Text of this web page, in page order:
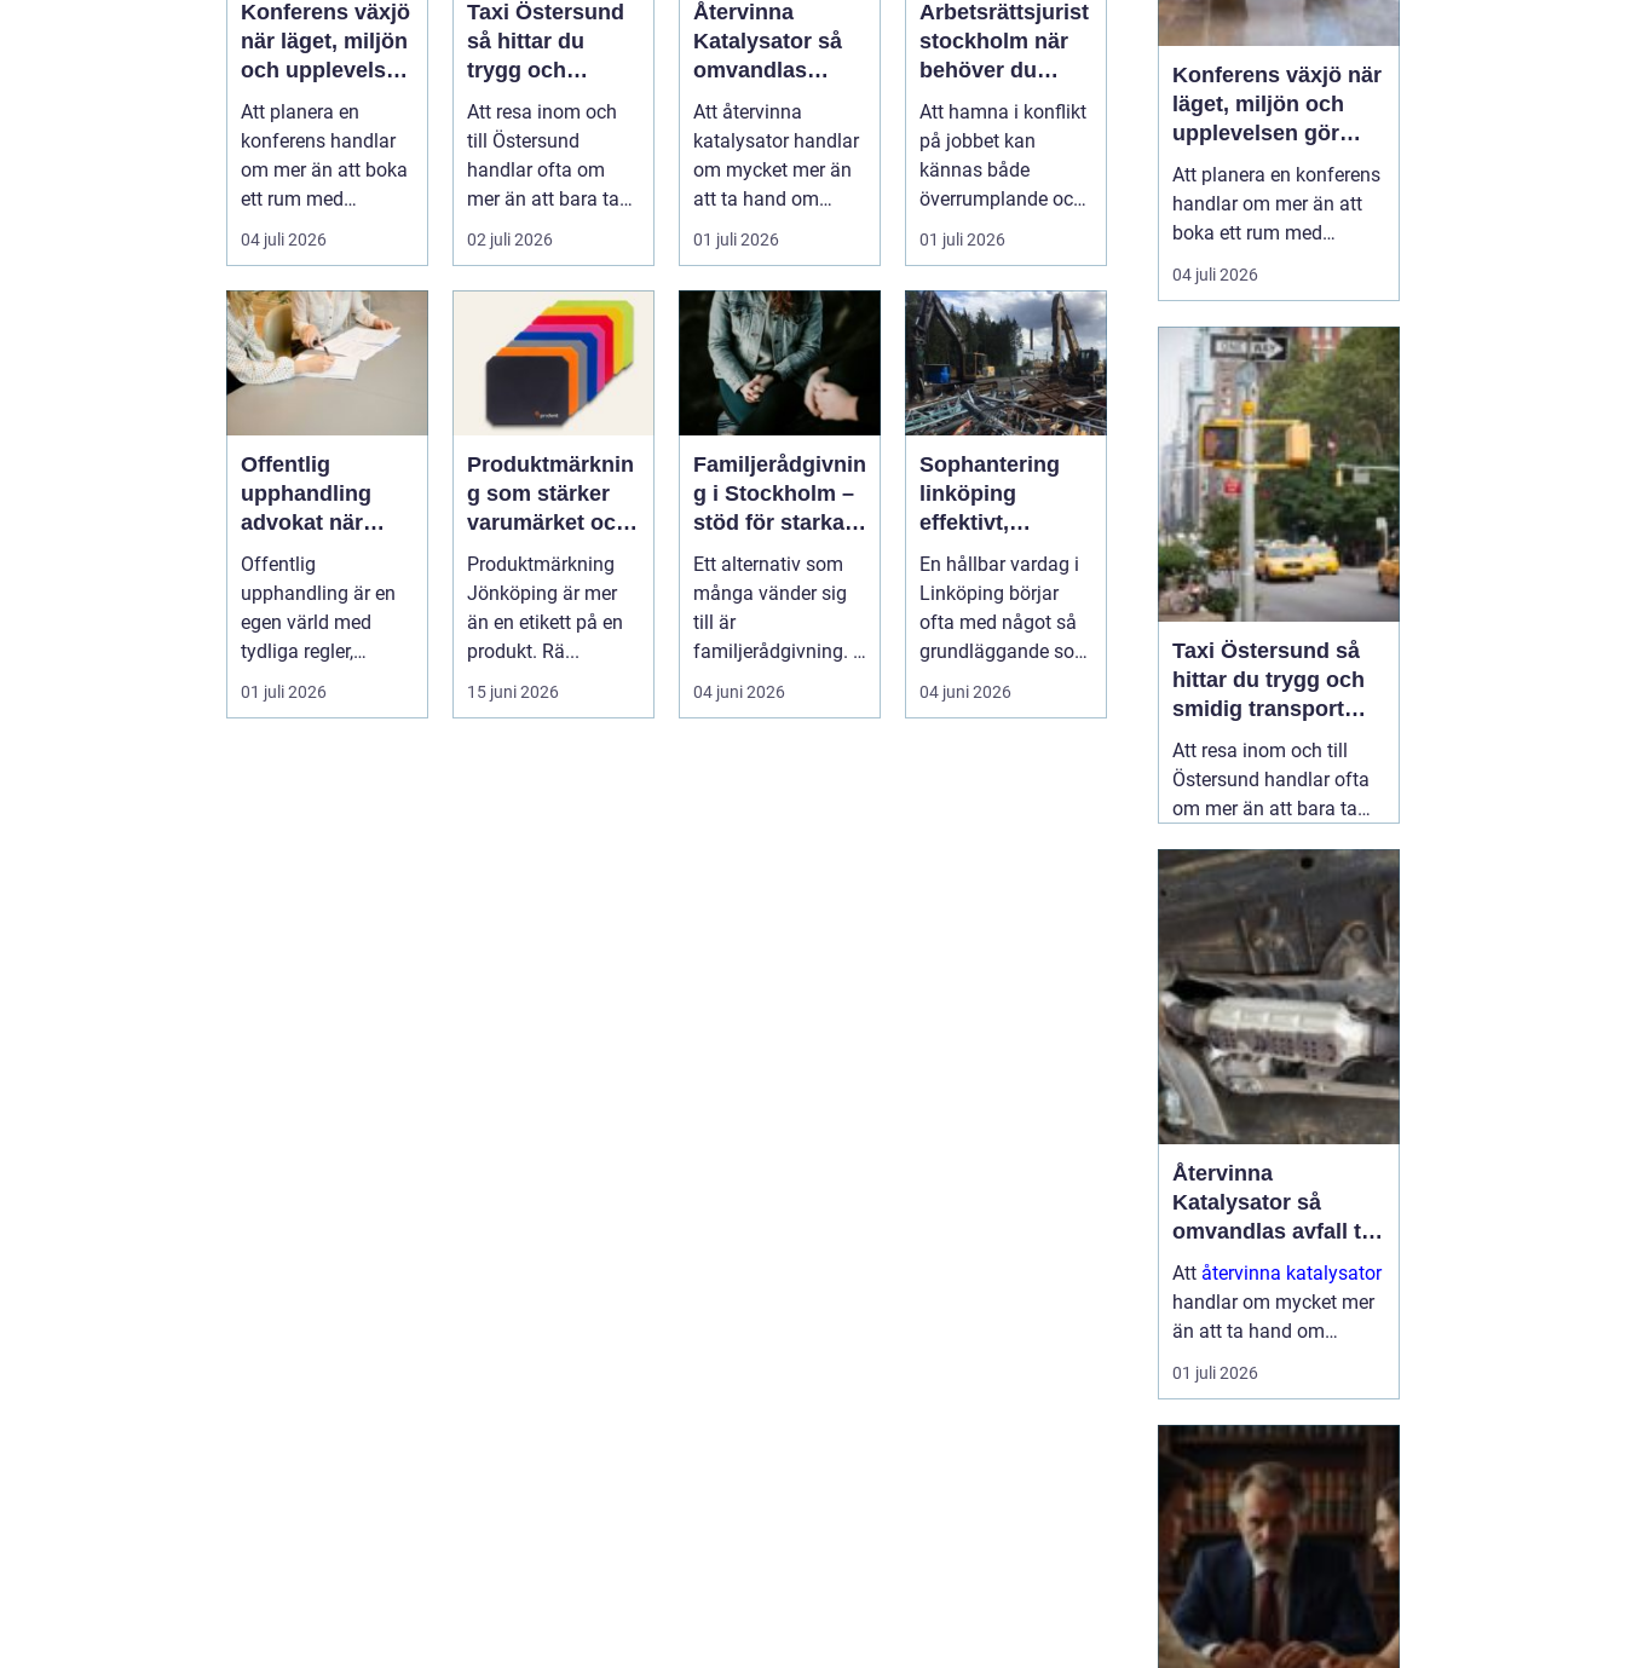
Konferens växjö
när läget, miljön
och upplevelsen
gör skillnad
Att planera en
konferens handlar
om mer än att boka
ett rum med
projektor. Företag
letar efter plats...
04 juli 2026
Taxi Östersund
så hittar du
trygg och
smidig transport
året runt
Att resa inom och
till Östersund
handlar ofta om
mer än att bara ta
sig från punkt A till
punkt B. M...
02 juli 2026
Återvinna
Katalysator så
omvandlas
avfall till
värdefulla
resurser
Att återvinna
katalysator handlar
om mycket mer än
att ta hand om
gammalt skrot. I
varje katalysator...
01 juli 2026
Arbetsrättsjurist
stockholm när
behöver du
professionell
hjälp i
arbetslivet?
Att hamna i konflikt
på jobbet kan
kännas både
överrumplande och
obehagligt. En
anställning
påverkar...
01 juli 2026
Offentlig
upphandling
advokat när
juridik möter
affär
Offentlig
upphandling är en
egen värld med
tydliga regler,
formella krav och
hårda tidsfrister. För
01 juli 2026
Produktmärknin
g som stärker
varumärket och
underlättar
vardagen
Produktmärkning
Jönköping är mer
än en etikett på en
produkt. Rä...
15 juni 2026
Familjerådgivnin
g i Stockholm –
stöd för starkare
relationer
Ett alternativ som
många vänder sig
till är
familjerådgivning. I
Stockholm fin...
04 juni 2026
Sophantering
linköping
effektivt,
hållbart och
enkelt i
praktiken
En hållbar vardag i
Linköping börjar
ofta med något så
grundläggande som
hur sopor hanteras.
För mån...
04 juni 2026
Konferens växjö när
läget, miljön och
upplevelsen gör
skillnad
Att planera en konferens
handlar om mer än att
boka ett rum med
projektor. Företag letar
efter platser som skapar
nya idéer och stärker
relationer i gruppen. I
Växjö finns
förutsättningar för just
detta: en tydlig
mötesstad med ...
04 juli 2026
Taxi Östersund så
hittar du trygg och
smidig transport
året runt
Att resa inom och till
Östersund handlar ofta
om mer än att bara ta
punkt B. Många vill
slippa bilköer, parkering
och stress, särskilt vid
resor till flygplatsen,
tidiga tågtider eller sena
kvällar. En väl
fungerande02 juli 2026
Återvinna
Katalysator så
omvandlas avfall till
värdefulla resurser
Att återvinna katalysator
handlar om mycket mer
än att ta hand om
gammalt skrot. I varje
katalysator finns
som kan användas igen
i nya produkter och
processer. När de
återvinns...
01 juli 2026